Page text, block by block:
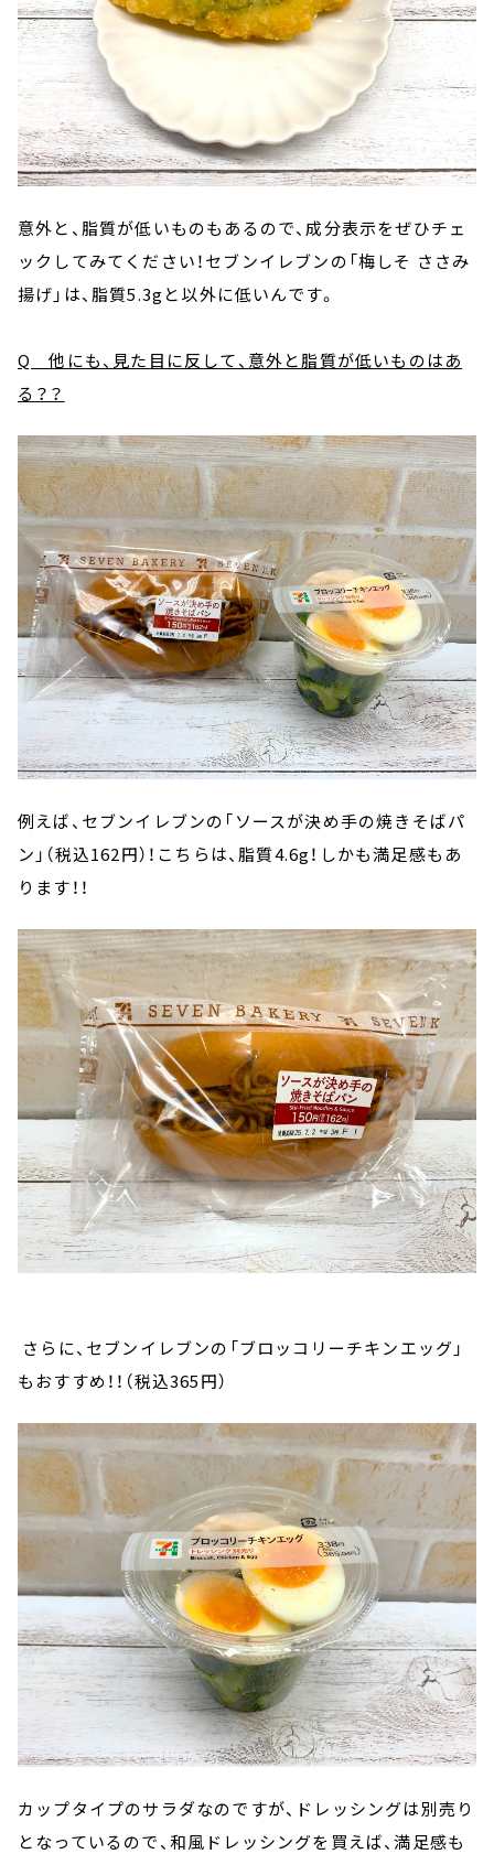
意外と、脂質が低いものもあるので、成分表示をぜひチェ
ックしてみてください！セブンイレブンの「梅しそ ささみ
揚げ」は、脂質5.3gと以外に低いんです。
Q 他にも、見た目に反して、意外と脂質が低いものはあ
る？？
例えば、セブンイレブンの「ソースが決め手の焼きそばパ
ン」（税込162円）！こちらは、脂質4.6g！しかも満足感もあ
ります！！
さらに、セブンイレブンの「ブロッコリーチキンエッグ」
もおすすめ！！（税込365円）
カップタイプのサラダなのですが、ドレッシングは別売り
となっているので、和風ドレッシングを買えば、満足感も